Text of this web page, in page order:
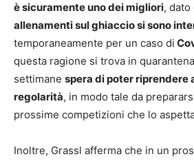
è sicuramente uno dei migliori, dato
allenamenti sul ghiaccio si sono
temporaneamente per un caso di
questa ragione si trova in
settimane spera di poter riprendere
regolarità, in modo tale da
prossime competizioni che lo
Inoltre, Grassl afferma che in un